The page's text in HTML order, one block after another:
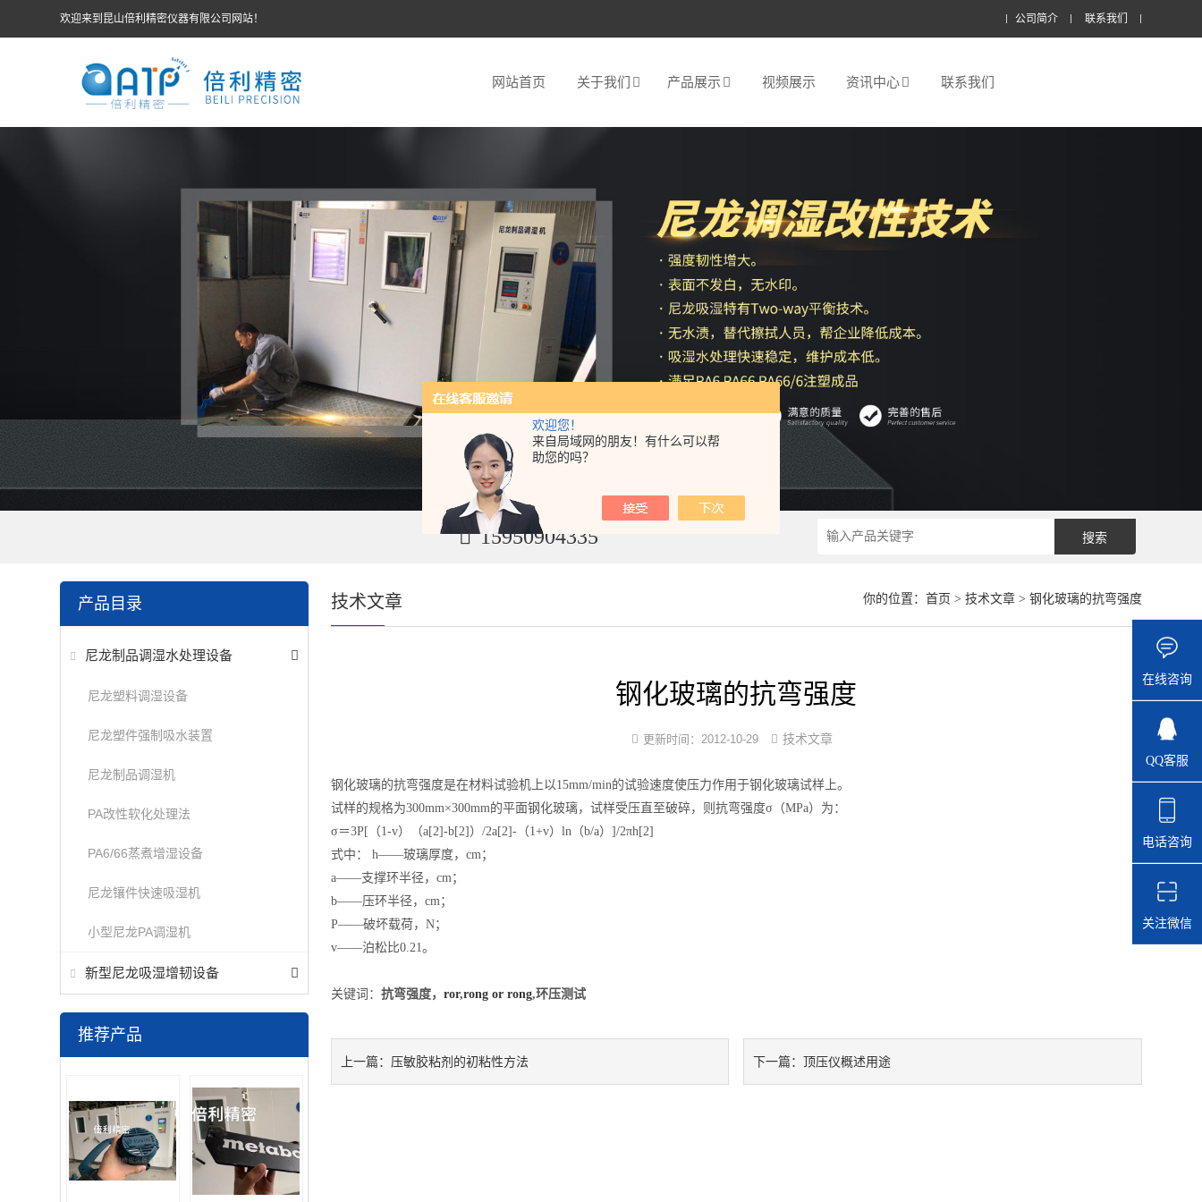
欢迎您！
来自局域网的朋友！有什么可以帮
助您的吗？
欢迎来到昆山倍利精密仪器有限公司网站！ 公司简介 联系我们
网站首页 关于我们 产品展示 视频展示 资讯中心 联系我们
15950904335
产品目录
尼龙制品调湿水处理设备
尼龙塑料调湿设备
尼龙塑件强制吸水装置
尼龙制品调湿机
PA改性软化处理法
PA6/66蒸煮增湿设备
尼龙镶件快速吸湿机
小型尼龙PA调湿机
新型尼龙吸湿增韧设备
推荐产品
你的位置： 首页 > 技术文章> 钢化玻璃的抗弯强度
技术文章
钢化玻璃的抗弯强度
更新时间： 2012-10-29 技术文章
钢化玻璃的抗弯强度是在材料试验机上以15mm/min的试验速度使压力作用于钢化玻璃试样上。
试样的规格为300mm×300mm的平面钢化玻璃，试样受压直至破碎，则抗弯强度σ（MPa）为：
σ＝3P[（1-v）（a[2]-b[2]）/2a[2]-（1+v）ln（b/a）]/2πh[2]
式中： h——玻璃厚度，cm；
a——支撑环半径，cm；
b——压环半径，cm；
P——破坏载荷，N；
v——泊松比0.21。
关键词： 抗弯强度， ror,rong or rong,环压测试
上一篇： 压敏胶粘剂的初粘性方法 下一篇： 顶压仪概述用途
在线咨询
QQ客服
电话咨询
关注微信